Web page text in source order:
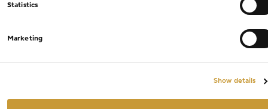
Statistics
Marketing
Show details